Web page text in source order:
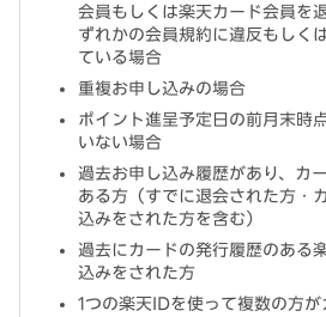
会員もしくは楽天カード会員を
ずれかの会員規約に違反もしく
ている場合
重複お申し込みの場合
ポイント進呈予定日の前月末時
いない場合
過去お申し込み履歴があり、カ
ある方（すでに退会された方・
込みをされた方を含む）
過去にカードの発行履歴のある
込みをされた方
1つの楽天IDを使って複数の方